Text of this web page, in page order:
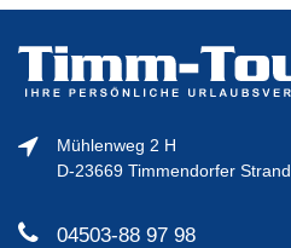
Mühlenweg 2 H
D-23669 Timmendorfer Strand
04503-88 97 98